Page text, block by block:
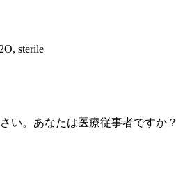
sterile
い。あなたは医療従事者ですか？